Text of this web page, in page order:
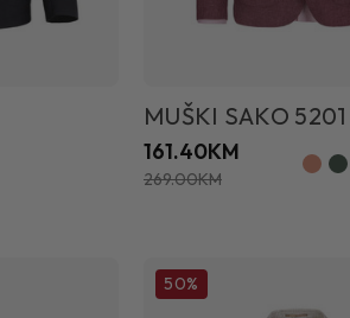
MUŠKI SAKO 5201
161.40KM
269.00KM
50%